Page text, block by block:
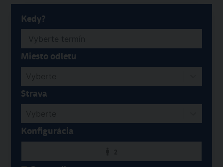
Kedy?
Miesto odletu
Strava
Konfigurácia